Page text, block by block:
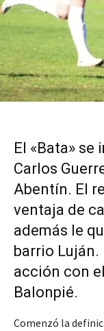
El «Bata» se
Carlos
Abentín. El
ventaja de
además le
barrio Luján.
acción con
Balonpié.
Comenzó la